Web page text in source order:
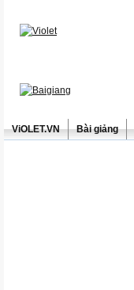
ViOLET.VN Bài giảng